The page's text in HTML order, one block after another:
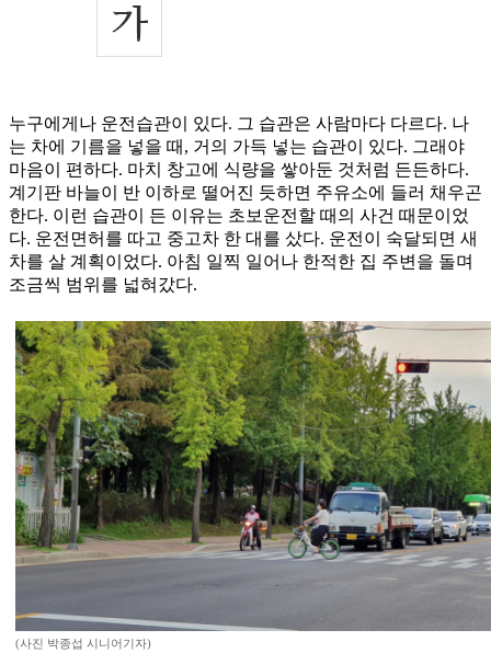
누구에게나 운전습관이 있다. 그 습관은 사람마다 다르다. 나
는 차에 기름을 넣을 때, 거의 가득 넣는 습관이 있다. 그래야
마음이 편하다. 마치 창고에 식량을 쌓아둔 것처럼 든든하다.
계기판 바늘이 반 이하로 떨어진 듯하면 주유소에 들러 채우곤
한다. 이런 습관이 든 이유는 초보운전할 때의 사건 때문이었
다. 운전면허를 따고 중고차 한 대를 샀다. 운전이 숙달되면 새
차를 살 계획이었다. 아침 일찍 일어나 한적한 집 주변을 돌며
조금씩 범위를 넓혀갔다.
(사진 박종섭 시니어기자)